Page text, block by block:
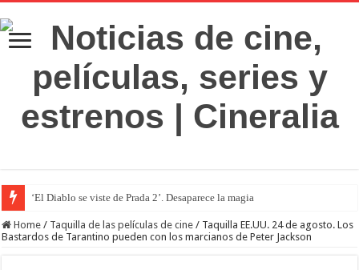
‘El Diablo se viste de Prada 2’. Desaparece la magia
Home / Taquilla de las películas de cine / Taquilla EE.UU. 24 de agosto. Los
Bastardos de Tarantino pueden con los marcianos de Peter Jackson